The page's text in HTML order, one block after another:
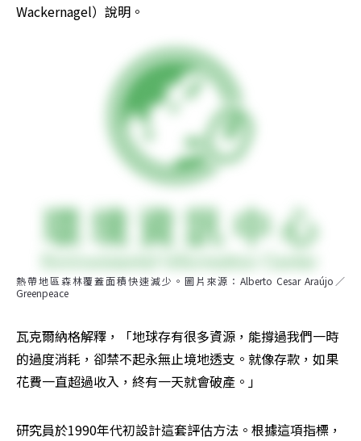
Wackernagel）說明。
熱帶地區森林覆蓋面積快速減少。圖片來源：Alberto Cesar Araújo／
Greenpeace
瓦克爾納格解釋，「地球存有很多資源，能撐過我們一時
的過度消耗，卻禁不起永無止境地透支。就像存款，如果
花費一直超過收入，終有一天就會破產。」
研究員於1990年代初設計這套評估方法。根據這項指標，